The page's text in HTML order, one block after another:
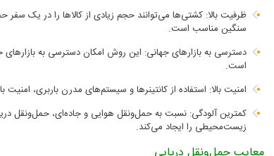
ظرفیت بالا: کشتی‌ها می‌توانند حجم زیادی از کالاها را در یک
سنگین مناسب است.
دسترسی به بازارهای جهانی: این روش امکان دسترسی به بازارهای
است.
امنیت بالا: استفاده از کانتینرها و سیستم‌های مدرن باربری، امنیت
کمترین آلودگی: نسبت به حمل‌ونقل هوایی و جاده‌ای، حمل‌ونقل
زیست‌محیطی را ایجاد می‌کند.